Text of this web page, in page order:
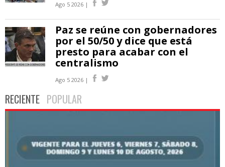
Ago 5 2026 |
Paz se reúne con gobernadores
por el 50/50 y dice que está
presto para acabar con el
centralismo
Ago 5 2026 |
RECIENTE POPULAR